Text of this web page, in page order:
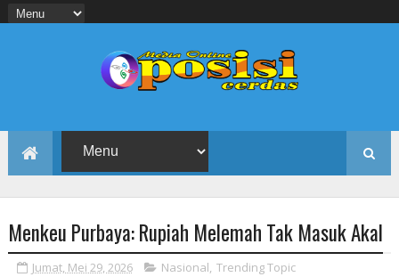
Menkeu Purbaya: Rupiah Melemah Tak Masuk Akal
Jumat, Mei 29, 2026 Nasional, Trending Topic